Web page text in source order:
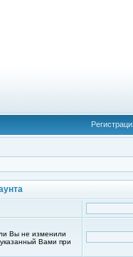
Вы не изменили
Вами при